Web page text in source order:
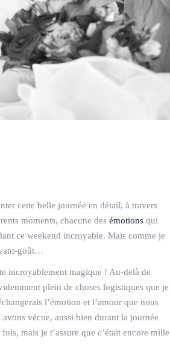
cette belle journée en détail, à travers
moments, chacune des émotions qui
ce weekend incroyable. Mais comme je
goût…
incroyablement magique ! Au-delà de
plein de choses logistiques que je
l’émotion et l’amour que nous
vécue, aussi bien durant la journée
mais je t’assure que c’était encore mille